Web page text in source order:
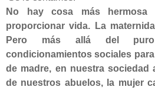
No hay cosa más
proporcionar vida. La
Pero más allá del puro
condicionamientos sociales para
de madre, en nuestra sociedad
de nuestros abuelos, la mujer